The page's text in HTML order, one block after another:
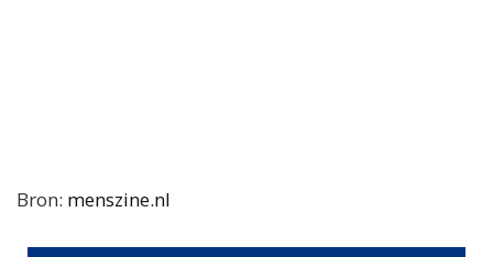
Bron: menszine.nl